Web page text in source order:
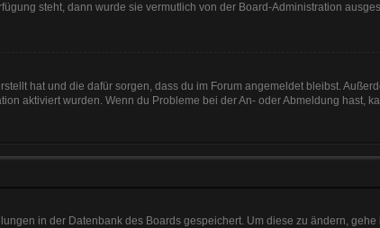
steht, dann wurde sie vermutlich von der Board-Administration
hat und die dafür sorgen, dass du im Forum angemeldet bleibst.
aktiviert wurden. Wenn du Probleme bei der An- oder Abmeldung hast,
in der Datenbank des Boards gespeichert. Um diese zu ändern,